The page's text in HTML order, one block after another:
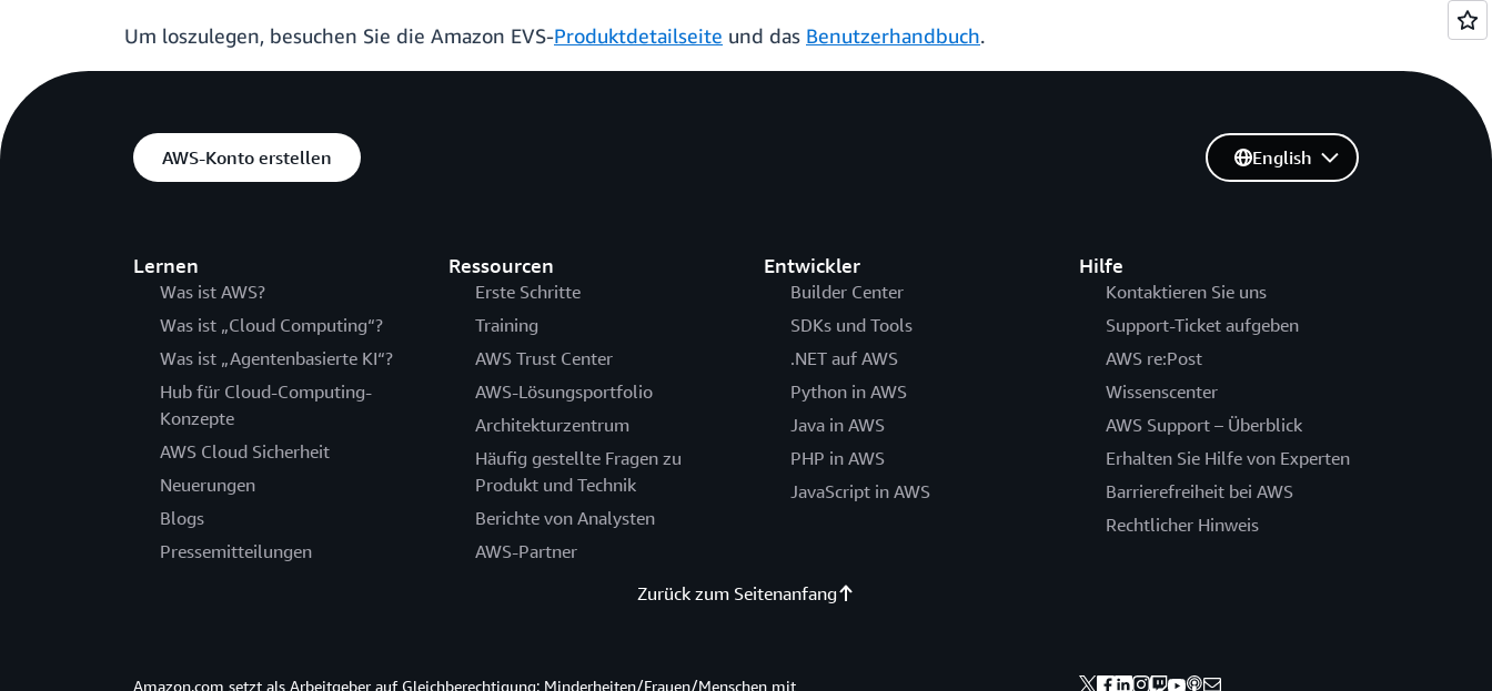
Um loszulegen, besuchen Sie die Amazon EVS-Produktdetailseite und das Benutzerhandbuch.
AWS-Konto erstellen
Lernen
Was ist AWS?
Was ist „Cloud Computing“?
Was ist „Agentenbasierte KI“?
Hub für Cloud-Computing-
Konzepte
AWS Cloud Sicherheit
Neuerungen
Blogs
Pressemitteilungen
Ressourcen
Erste Schritte
Training
AWS Trust Center
AWS-Lösungsportfolio
Architekturzentrum
Häufig gestellte Fragen zu
Produkt und Technik
Berichte von Analysten
AWS-Partner
Entwickler
Builder Center
SDKs und Tools
.NET auf AWS
Python in AWS
Java in AWS
PHP in AWS
JavaScript in AWS
Hilfe
Kontaktieren Sie uns
Support-Ticket aufgeben
AWS re:Post
Wissenscenter
AWS Support – Überblick
Erhalten Sie Hilfe von Experten
Barrierefreiheit bei AWS
Rechtlicher Hinweis
English
Zurück zum Seitenanfang
Amazon.com setzt als Arbeitgeber auf Gleichberechtigung: Minderheiten/Frauen/Menschen mit